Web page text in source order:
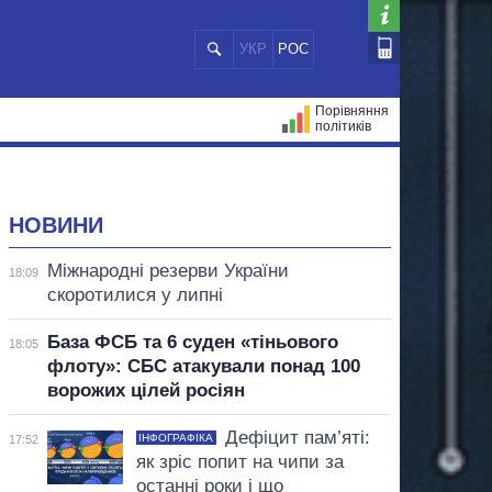
УКР РОС
Порівняння
політиків
НОВИНИ
18:09
Міжнародні резерви України
скоротилися у липні
18:05
База ФСБ та 6 суден «тіньового
флоту»: СБС атакували понад 100
ворожих цілей росіян
17:52 ІНФОГРАФІКА
Дефіцит пам’яті:
як зріс попит на чипи за
останні роки і що